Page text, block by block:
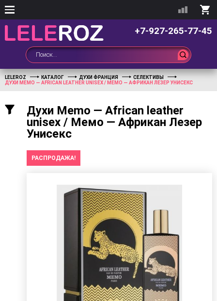
+7-927-265-77-45
LELEROZ КАТАЛОГ ДУХИ ФРАНЦИЯ
СЕЛЕКТИВЫ
ДУХИ MEMO — AFRICAN LEATHER UNISEX / МЕМО — АФРИКАН ЛЕЗЕР УНИСЕКС
Духи Memo — African leather
unisex / Мемо — Африкан Лезер
Унисекс
РАСПРОДАЖА!